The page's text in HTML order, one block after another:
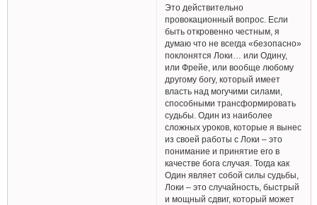
Это действительно
провокационный вопрос. Если
быть откровенно честным, я
думаю что не всегда «безопасно»
поклонятся Локи… или Одину,
или Фрейе, или вообще любому
другому богу, который имеет
власть над могучими силами,
способными трансформировать
судьбы. Один из наиболее
сложных уроков, которые я вынес
из своей работы с Локи – это
понимание и принятие его в
качестве бога случая. Тогда как
Один являет собой силы судьбы,
Локи – это случайность, быстрый
и мощный сдвиг, который может